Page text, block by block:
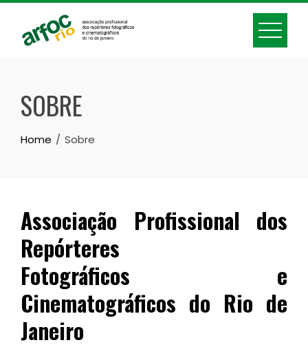
Skip
content
SOBRE
Home Sobre
Associação Profissional dos
Repórteres
Fotográficos e
Cinematográficos do Rio de
Janeiro